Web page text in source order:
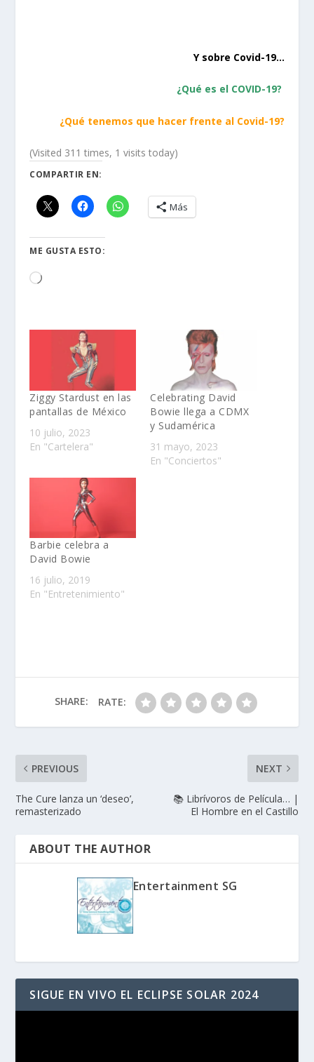
Y sobre Covid-19…
¿Qué es el COVID-19?
¿Qué tenemos que hacer frente al Covid-19?
(Visited 311 times, 1 visits today)
COMPARTIR EN:
Más
ME GUSTA ESTO:
Loading…
Ziggy Stardust en las
pantallas de México
10 julio, 2023
En "Cartelera"
Celebrating David
Bowie llega a CDMX
y Sudamérica
31 mayo, 2023
En "Conciertos"
Barbie celebra a
David Bowie
16 julio, 2019
En "Entretenimiento"
SHARE: RATE:
PREVIOUS
The Cure lanza un ‘deseo’,
remasterizado
NEXT
📚 Librívoros de Película… |
El Hombre en el Castillo
ABOUT THE AUTHOR
Entertainment SG
SIGUE EN VIVO EL ECLIPSE SOLAR 2024